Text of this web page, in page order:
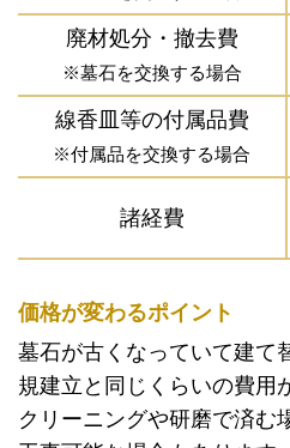
廃材処分・撤去費
※墓石を交換する場合
線香皿等の付属品費
※付属品を交換する場合
諸経費
価格が変わるポイント
墓石が古くなっていて建て
規建立と同じくらいの費用
クリーニングや研磨で済む